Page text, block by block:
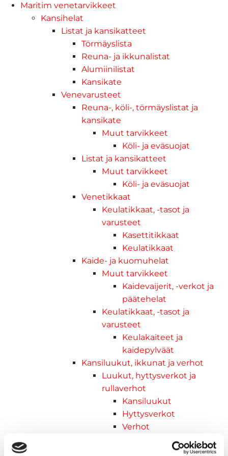
Maritim venetarvikkeet
Kansihelat
Listat ja kansikatteet
Törmäyslista
Reuna- ja ikkunalistat
Alumiinilistat
Kansikate
Venevarusteet
Reuna-, köli-, törmäyslistat ja
kansikate
Muut tarvikkeet
Köli- ja eväsuojat
Listat ja kansikatteet
Muut tarvikkeet
Köli- ja eväsuojat
Venetikkaat
Keulatikkaat, -tasot ja
varusteet
Kasettitikkaat
Keulatikkaat
Kaide- ja kuomuhelat
Muut tarvikkeet
Kaidevaijerit, -verkot ja
päätehelat
Keulatikkaat, -tasot ja
varusteet
Keulakaiteet ja
kaidepylväät
Kansiluukut, ikkunat ja verhot
Luukut, hyttysverkot ja
rullaverhot
Kansiluukut
Hyttysverkot
Verhot